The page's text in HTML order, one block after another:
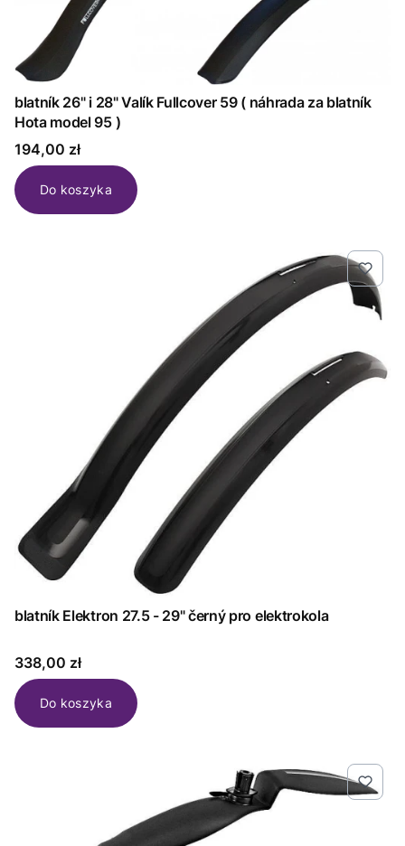
blatník 26" i 28" Valík Fullcover 59 ( náhrada za blatník
Hota model 95 )
Cena
194,00 zł
Do koszyka
blatník Elektron 27.5 - 29" černý pro elektrokola
Cena
338,00 zł
Do koszyka